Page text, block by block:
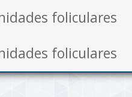
foliculares
foliculares